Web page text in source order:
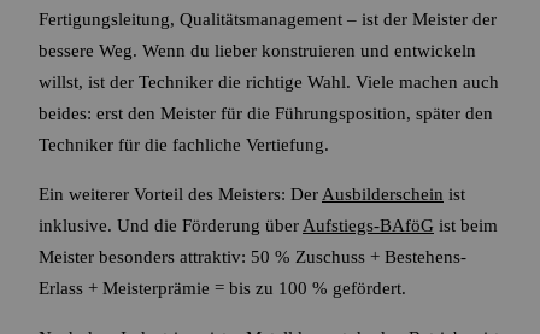
Fertigungsleitung, Qualitätsmanagement – ist der Meister der
bessere Weg. Wenn du lieber konstruieren und entwickeln
willst, ist der Techniker die richtige Wahl. Viele machen auch
beides: erst den Meister für die Führungsposition, später den
Techniker für die fachliche Vertiefung.
Ein weiterer Vorteil des Meisters: Der Ausbilderschein ist
inklusive. Und die Förderung über Aufstiegs-BAföG ist beim
Meister besonders attraktiv: 50 % Zuschuss + Bestehens-
Erlass + Meisterprämie = bis zu 100 % gefördert.